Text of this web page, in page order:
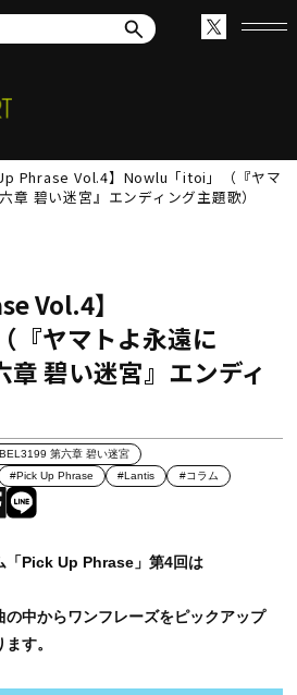
Phrase Vol.4】Nowlu「itoi」（『ヤマ
章 碧い迷宮』エンディング主題歌）
Vol.4】
ヤマトよ永遠に
章 碧い迷宮』エンディ
第六章 碧い迷宮
#Pick Up Phrase #Lantis #コラム
「Pick Up Phrase」第4回は
の中からワンフレーズをピックアップ
す。